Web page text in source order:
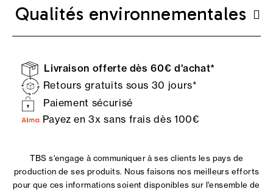
Qualités environnementales
Livraison offerte dès 60€ d'achat*
Retours gratuits sous 30 jours*
Paiement sécurisé
Payez en 3x sans frais dès 100€
TBS s'engage à communiquer à ses clients les pays de
production de ses produits. Nous faisons nos meilleurs efforts
pour que ces informations soient disponibles sur l'ensemble de